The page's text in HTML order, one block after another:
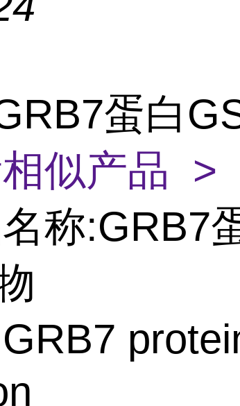
蛋白
似产品 >
称:GRB7